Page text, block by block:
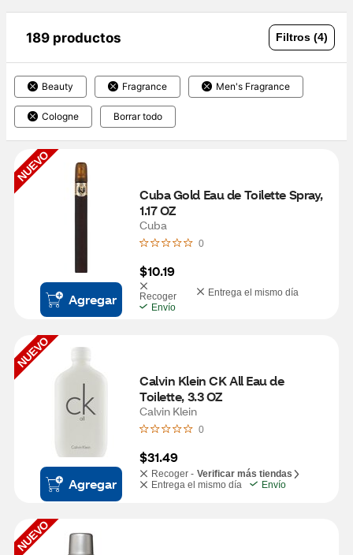
189 productos Filtros (4)
Beauty Fragrance Men's Fragrance
Cologne Borrar todo
NUEVO
Agregar
Cuba Gold Eau de Toilette Spray,
1.17 OZ
Cuba
0
$10.19
Recoger
Entrega el mismo día
Envío
NUEVO
Agregar
Calvin Klein CK All Eau de
Toilette, 3.3 OZ
Calvin Klein
0
$31.49
Recoger - Verificar más tiendas
Entrega el mismo día
Envío
NUEVO